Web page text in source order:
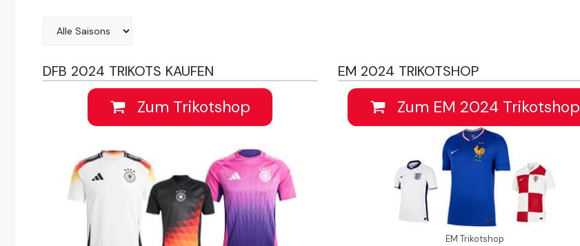
DFB 2024 TRIKOTS KAUFEN
Zum Trikotshop
EM 2024 TRIKOTSHOP
Zum EM 2024 Trikotshop
EM Trikotshop